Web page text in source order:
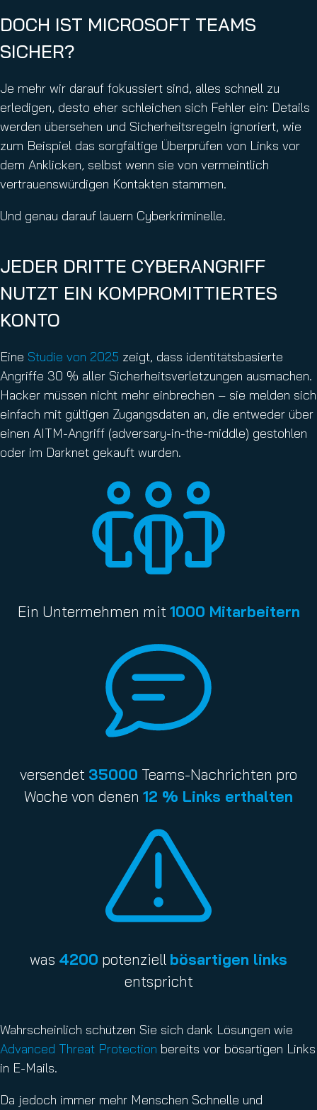
DOCH IST MICROSOFT TEAMS
SICHER?
Je mehr wir darauf fokussiert sind, alles schnell zu
erledigen, desto eher schleichen sich Fehler ein: Details
werden übersehen und Sicherheitsregeln ignoriert, wie
zum Beispiel das sorgfältige Überprüfen von Links vor
dem Anklicken, selbst wenn sie von vermeintlich
vertrauenswürdigen Kontakten stammen.
Und genau darauf lauern Cyberkriminelle.
JEDER DRITTE CYBERANGRIFF
NUTZT EIN KOMPROMITTIERTES
KONTO
Eine Studie von 2025 zeigt, dass identitätsbasierte
Angriffe 30 % aller Sicherheitsverletzungen ausmachen.
Hacker müssen nicht mehr einbrechen – sie melden sich
einfach mit gültigen Zugangsdaten an, die entweder über
einen AITM-Angriff (adversary-in-the-middle) gestohlen
oder im Darknet gekauft wurden.
Ein Untermehmen mit 1000 Mitarbeitern
versendet 35000 Teams-Nachrichten pro
Woche von denen 12 % Links erthalten
was 4200 potenziell bösartigen links
entspricht
Wahrscheinlich schützen Sie sich dank Lösungen wie
Advanced Threat Protection bereits vor bösartigen Links
in E-Mails.
Da jedoch immer mehr Menschen Schnelle und